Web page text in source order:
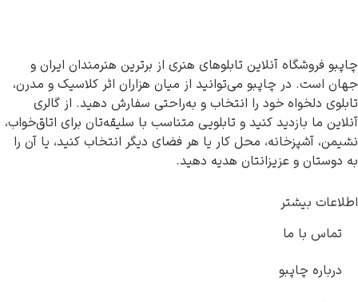
آنلاین تابلوهای هنری از برترین هنرمندان ایران و
در چاپبو می‌توانید از میان هزاران اثر کلاسیک و مدرن،
خود را انتخاب و به‌راحتی سفارش دهید. از گالری
بازدید کنید و تابلویی متناسب با سلیقه‌تان برای اتاق‌خواب،
محل کار یا هر فضای دیگر انتخاب کنید، یا آن را
و عزیزانتان هدیه دهید.
بیشتر
با ما
چاپبو